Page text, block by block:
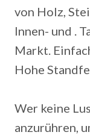
von Holz,
Innen- und .
Markt.
Hohe
Wer keine
anzurühren,